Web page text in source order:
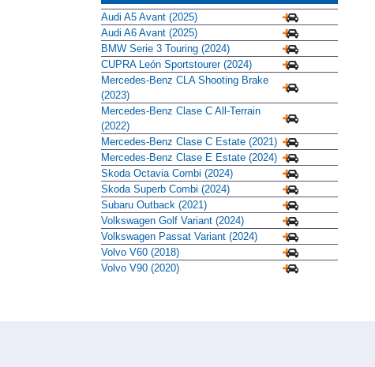
Audi A5 Avant (2025)
Audi A6 Avant (2025)
BMW Serie 3 Touring (2024)
CUPRA León Sportstourer (2024)
Mercedes-Benz CLA Shooting Brake
(2023)
Mercedes-Benz Clase C All-Terrain
(2022)
Mercedes-Benz Clase C Estate (2021)
Mercedes-Benz Clase E Estate (2024)
Skoda Octavia Combi (2024)
Skoda Superb Combi (2024)
Subaru Outback (2021)
Volkswagen Golf Variant (2024)
Volkswagen Passat Variant (2024)
Volvo V60 (2018)
Volvo V90 (2020)